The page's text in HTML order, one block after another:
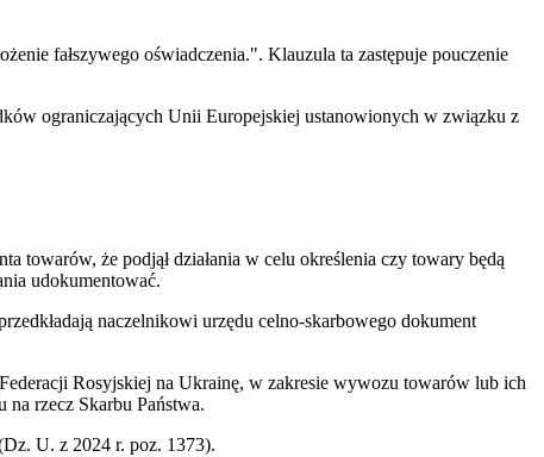
fałszywego oświadczenia.". Klauzula ta zastępuje pouczenie
ograniczających Unii Europejskiej ustanowionych w związku z
towarów, że podjął działania w celu określenia czy towary będą
udokumentować.
naczelnikowi urzędu celno-skarbowego dokument
Rosyjskiej na Ukrainę, w zakresie wywozu towarów lub ich
rzecz Skarbu Państwa.
U. z 2024 r. poz. 1373).